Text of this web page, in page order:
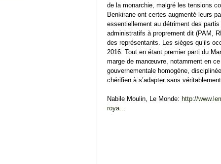
de la monarchie, malgré les tensions
Benkirane ont certes augmenté leurs
essentiellement au détriment des
administratifs à proprement dit (PAM,
des représentants. Les sièges qu’ils
2016. Tout en étant premier parti du
marge de manœuvre, notamment en
gouvernementale homogène,
chérifien à s’adapter sans
Nabile Moulin, Le Monde: http://
roya...